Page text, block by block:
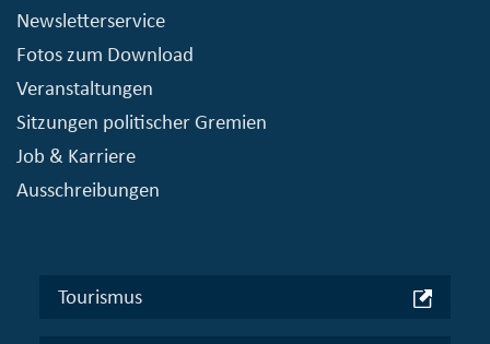
Newsletterservice
Fotos zum Download
Veranstaltungen
Sitzungen politischer Gremien
Job & Karriere
Ausschreibungen
Tourismus